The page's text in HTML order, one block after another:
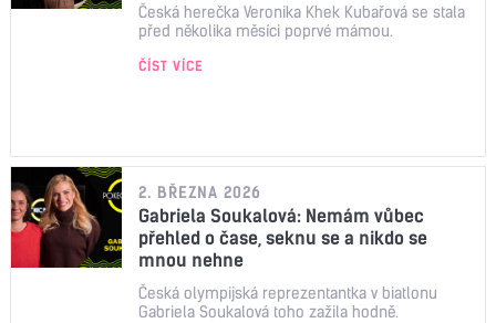
Česká herečka Veronika Khek Kubařová se stala
před několika měsíci poprvé mámou.
ČÍST VÍCE
2. BŘEZNA 2026
Gabriela Soukalová: Nemám vůbec
přehled o čase, seknu se a nikdo se
mnou nehne
Česká olympijská reprezentantka v biatlonu
Gabriela Soukalová toho zažila hodně.